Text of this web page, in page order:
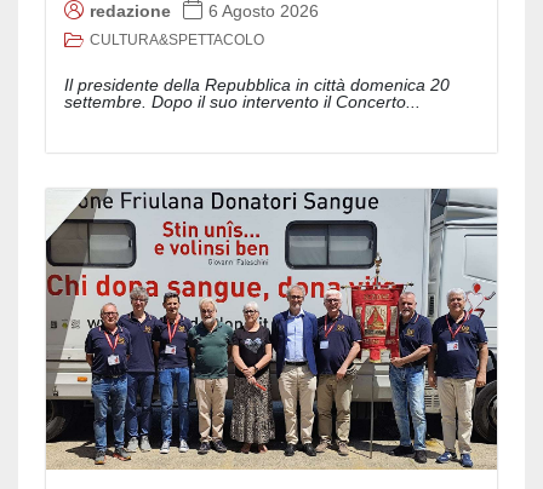
redazione 6 Agosto 2026
CULTURA&SPETTACOLO
Il presidente della Repubblica in città domenica 20
settembre. Dopo il suo intervento il Concerto...